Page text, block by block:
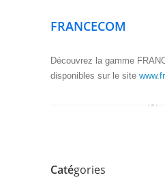
FRANCECOM
Découvrez la gamme
disponibles sur le site
Catégories